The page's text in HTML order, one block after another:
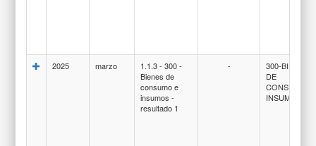
2025 marzo
1.1.3 - 300 -
Bienes de
consumo e
insumos -
resultado 1
-
300-BIENES
DE
CONSUMO E
INSUMOS